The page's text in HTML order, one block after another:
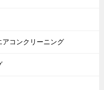
アコンクリーニング